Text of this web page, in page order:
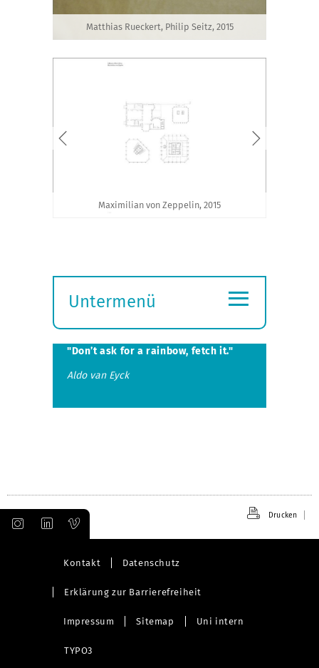
Matthias Rueckert, Philip Seitz, 2015
Maximilian von Zeppelin, 2015
Untermenü
öffnen
≡
"Don’t ask for a rainbow, fetch it."
Aldo van Eyck
Drucken
Kontakt Datenschutz
Erklärung zur Barrierefreiheit
Impressum Sitemap Uni intern
TYPO3